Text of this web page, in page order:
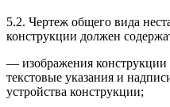
5.2. Чертеж общего вида
конструкции должен
— изображения конструкции
текстовые указания и
устройства конструкции;